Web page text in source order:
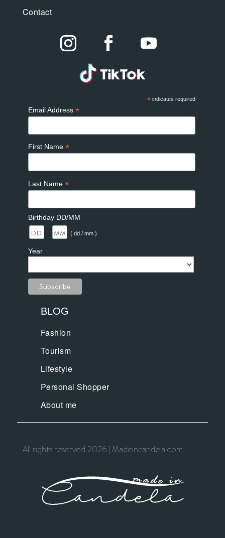
Contact
* indicates required
Email Address *
First Name *
Last Name *
Birthday DD/MM
( dd / mm )
Year
BLOG
Fashion
Tourism
Lifestyle
Personal Shopper
About me
All rights reserved 2026 | Madeincandela.com